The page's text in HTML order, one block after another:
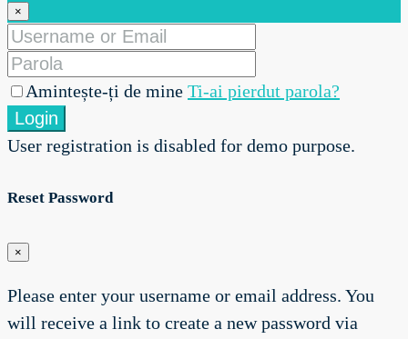
×
Amintește-ți de mine Ti-ai pierdut parola?
Login
User registration is disabled for demo purpose.
Reset Password
×
Please enter your username or email address. You
will receive a link to create a new password via